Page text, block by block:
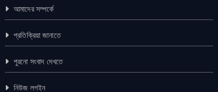
আমাদের সম্পর্কে
প্রতিক্রিয়া জানাতে
পুরনো সংবাদ দেখতে
নিউজ লগইন